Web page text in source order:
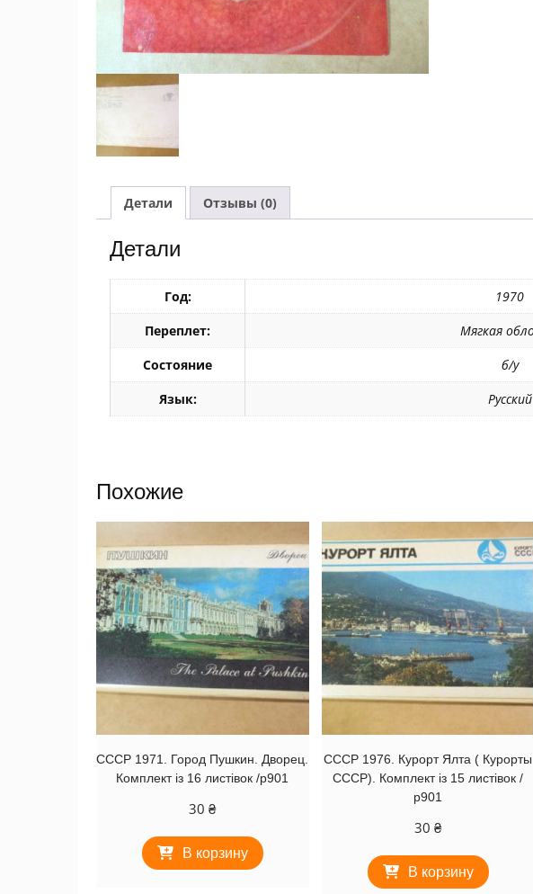
Детали Отзывы (0)
Детали
Год:
1970
Переплет:
Мягкая
Состояние
б/у
Язык:
Русский
Похожие
СССР 1971. Город Пушкин. Дворец.
Комплект із 16 листівок /р901
30₴
В корзину
СССР 1976. Курорт Ялта ( Курорты
СССР). Комплект із 15 листівок /
р901
30 ₴
В корзину